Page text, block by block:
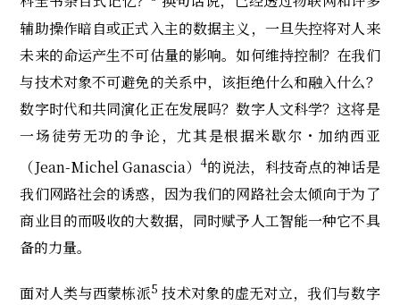
辅助操作暗自或正式入主的数据主义，一旦失控将对人来
未来的命运产生不可估量的影响。如何维持控制？在我们
与技术对象不可避免的关系中，该拒绝什么和融入什么？
数字时代和共同演化正在发展吗？数字人文科学？这将是
一场徒劳无功的争论，尤其是根据米歇尔・加纳西亚
（Jean-Michel Ganascia） 4的说法，科技奇点的神话是
我们网路社会的诱惑，因为我们的网路社会太倾向于为了
商业目的而吸收的大数据，同时赋予人工智能一种它不具
备的力量。
面对人类与西蒙栋派5 技术对象的虚无对立，我们与数字